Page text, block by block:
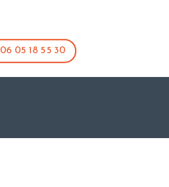
06 05 18 55 30